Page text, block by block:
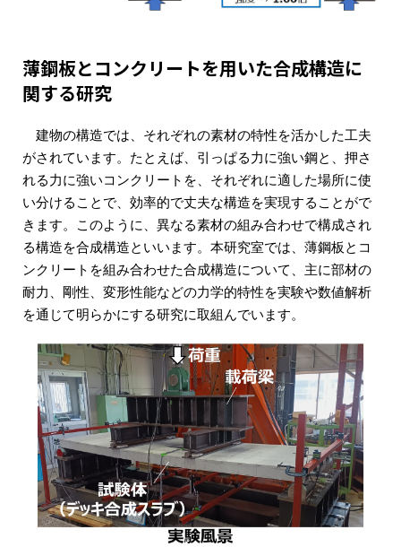
薄鋼板とコンクリートを用いた合成構造に
関する研究
建物の構造では、それぞれの素材の特性を活かした工夫
がされています。たとえば、引っぱる力に強い鋼と、押さ
れる力に強いコンクリートを、それぞれに適した場所に使
い分けることで、効率的で丈夫な構造を実現することがで
きます。このように、異なる素材の組み合わせで構成され
る構造を合成構造といいます。本研究室では、薄鋼板とコ
ンクリートを組み合わせた合成構造について、主に部材の
耐力、剛性、変形性能などの力学的特性を実験や数値解析
を通じて明らかにする研究に取組んでいます。